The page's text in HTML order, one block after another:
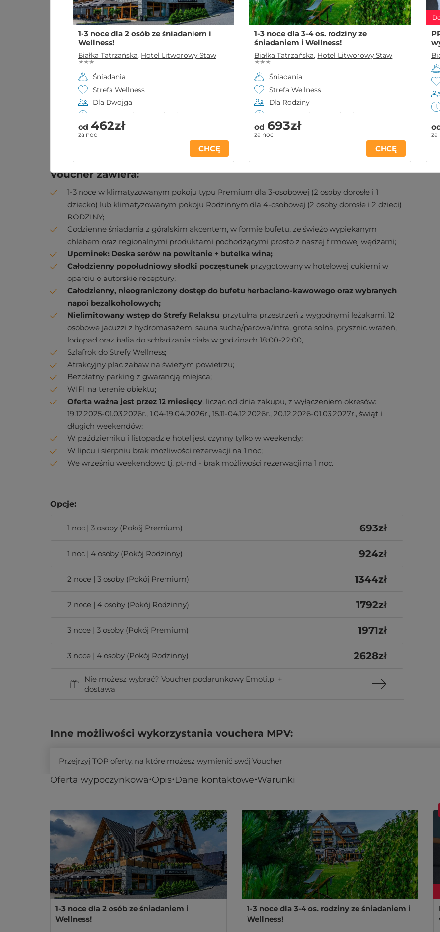
1-3 noce dla 2 osób ze śniadaniem i
Wellness!
Białka Tatrzańska, Hotel Litworowy Staw
★ ★ ★
Śniadania
Strefa Wellness
Dla Dwojga
Ważny 12 mies. po zakupie
od 462zł
za noc
CHCĘ
1-3 noce dla 3-4 os. rodziny ze
śniadaniem i Wellness!
Białka Tatrzańska, Hotel Litworowy Staw
★ ★ ★
Śniadania
Strefa Wellness
Dla Rodziny
Ważny 12 mies. po zakupie
od 693zł
za noc
CHCĘ
za
Oferta wypoczynkowa Dane kontaktowe Warunki
Voucher zawiera:
1-3 noce w klimatyzowanym pokoju typu Premium dla 3-osobowej (2 osoby dorosłe i 1
dziecko) lub klimatyzowanym pokoju Rodzinnym dla 4-osobowej (2 osoby dorosłe i 2 dzieci)
RODZINY;
Codzienne śniadania z góralskim akcentem, w formie bufetu, ze świeżo wypiekanym
chlebem oraz regionalnymi produktami pochodzącymi prosto z naszej firmowej wędzarni;
Upominek: Deska serów na powitanie + butelka wina;
Całodzienny popołudniowy słodki poczęstunek przygotowany w hotelowej cukierni w
oparciu o autorskie receptury;
Całodzienny, nieograniczony dostęp do bufetu herbaciano-kawowego oraz wybranych
napoi bezalkoholowych;
Nielimitowany wstęp do Strefy Relaksu: przytulna przestrzeń z wygodnymi leżakami, 12
osobowe jacuzzi z hydromasażem, sauna sucha/parowa/infra, grota solna, prysznic wrażeń,
lodopad oraz balia do schładzania ciała w godzinach 18:00-22:00,
Szlafrok do Strefy Wellness;
Atrakcyjny plac zabaw na świeżym powietrzu;
Bezpłatny parking z gwarancją miejsca;
WIFI na terenie obiektu;
Oferta ważna jest przez 12 miesięcy, licząc od dnia zakupu, z wyłączeniem okresów:
19.12.2025-01.03.2026r., 1.04-19.04.2026r., 15.11-04.12.2026r., 20.12.2026-01.03.2027r., świąt i
długich weekendów;
W październiku i listopadzie hotel jest czynny tylko w weekendy;
W lipcu i sierpniu brak możliwości rezerwacji na 1 noc;
We wrześniu weekendowo tj. pt-nd - brak możliwości rezerwacji na 1 noc.
Opcje:
1 noc | 3 osoby (Pokój Premium) 693zł
1 noc | 4 osoby (Pokój Rodzinny) 924zł
2 noce | 3 osoby (Pokój Premium) 1344zł
2 noce | 4 osoby (Pokój Rodzinny) 1792zł
3 noce | 3 osoby (Pokój Premium) 1971zł
3 noce | 4 osoby (Pokój Rodzinny) 2628zł
Nie możesz wybrać? Voucher podarunkowy Emoti.pl +
dostawa
Oferta wypoczynkowa Opis Dane kontaktowe Warunki
Inne możliwości wykorzystania vouchera MPV:
Przejrzyj TOP oferty, na które możesz wymienić swój Voucher
1-3 noce dla 2 osób ze śniadaniem i
Wellness!
1-3 noce dla 3-4 os. rodziny ze śniadaniem i
Wellness!